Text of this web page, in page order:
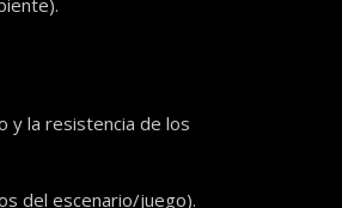
y la resistencia de los
del escenario/juego).